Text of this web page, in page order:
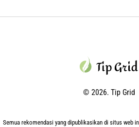
© 2026. Tip Grid
Semua rekomendasi yang dipublikasikan di situs web